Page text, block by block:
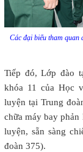
Các đại biểu tham quan
Tiếp đó, Lớp đào
khóa 11 của Học
luyện tại Trung
chữa máy bay
luyện, sẵn sàng
đoàn 375).